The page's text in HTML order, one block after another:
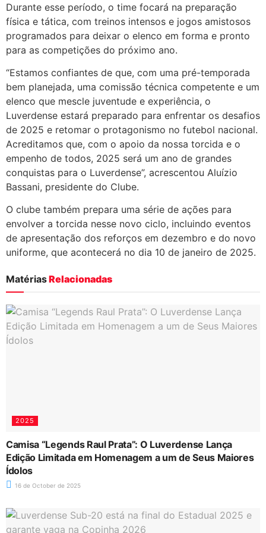
Durante esse período, o time focará na preparação
física e tática, com treinos intensos e jogos amistosos
programados para deixar o elenco em forma e pronto
para as competições do próximo ano.
“Estamos confiantes de que, com uma pré-temporada
bem planejada, uma comissão técnica competente e um
elenco que mescle juventude e experiência, o
Luverdense estará preparado para enfrentar os desafios
de 2025 e retomar o protagonismo no futebol nacional.
Acreditamos que, com o apoio da nossa torcida e o
empenho de todos, 2025 será um ano de grandes
conquistas para o Luverdense”, acrescentou Aluízio
Bassani, presidente do Clube.
O clube também prepara uma série de ações para
envolver a torcida nesse novo ciclo, incluindo eventos
de apresentação dos reforços em dezembro e do novo
uniforme, que acontecerá no dia 10 de janeiro de 2025.
MatériasRelacionadas
2025
Camisa “Legends Raul Prata”: O Luverdense Lança
Edição Limitada em Homenagem a um de Seus Maiores
Ídolos
16 de October de 2025